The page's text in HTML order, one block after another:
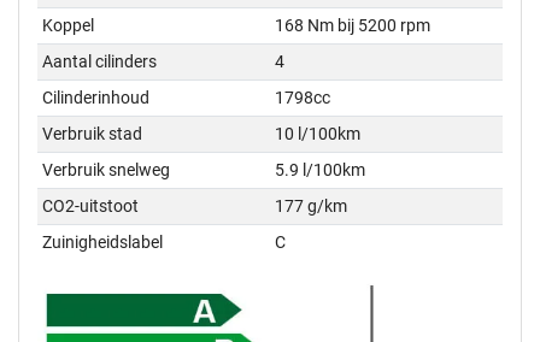
Koppel
168 Nm bij 5200 rpm
Aantal cilinders
4
Cilinderinhoud
1798cc
Verbruik stad
10 l/100km
Verbruik snelweg
5.9 l/100km
CO2-uitstoot
177 g/km
Zuinigheidslabel
C